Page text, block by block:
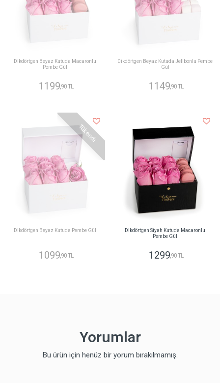
Dikdörtgen Beyaz Kutuda Macaronlu
Pembe Gül
1199 ,90 TL
Dikdörtgen Beyaz Kutuda Jelibonlu Pembe
Gül
1149 ,90 TL
Tükendi
Dikdörtgen Beyaz Kutuda Pembe Gül
1099,90 TL
Dikdörtgen Siyah Kutuda Macaronlu
Pembe Gül
1299,90 TL
Yorumlar
Bu ürün için henüz bir yorum bırakılmamış.